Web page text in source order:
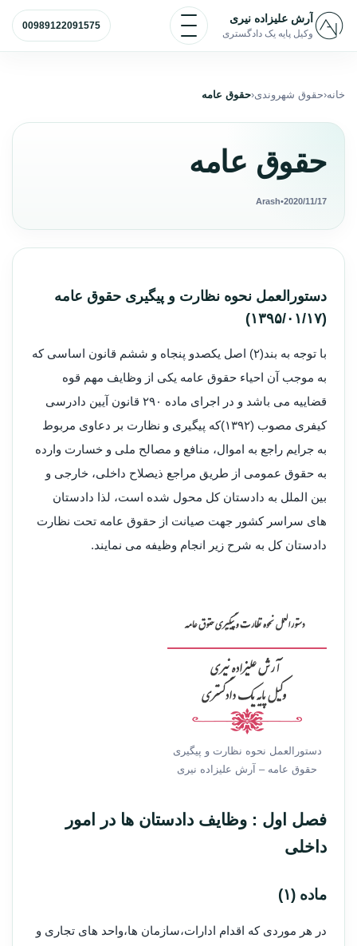
پرش به محتوا
آرش علیزاده نیری
وکیل پایه یک دادگستری
باز و بسته کردن منو
00989122091575
خانه حقوق شهروندی حقوق عامه
حقوق عامه
2020/11/17
•
Arash
دستورالعمل نحوه نظارت و پیگیری حقوق عامه
(۱۳۹۵/۰۱/۱۷)
با توجه به بند(۲) اصل یکصدو پنجاه و ششم قانون اساسی که
به موجب آن احیاء حقوق عامه یکی از وظایف مهم قوه
قضاییه می باشد و در اجرای ماده ۲۹۰ قانون آیین دادرسی
کیفری مصوب (۱۳۹۲)که پیگیری و نظارت بر دعاوی مربوط
به جرایم راجع به اموال، منافع و مصالح ملی و خسارت وارده
به حقوق عمومی از طریق مراجع ذیصلاح داخلی، خارجی و
بین الملل به دادستان کل محول شده است، لذا دادستان
های سراسر کشور جهت صیانت از حقوق عامه تحت نظارت
دادستان کل به شرح زیر انجام وظیفه می نمایند.
دستورالعمل نحوه نظارت و پیگیری
حقوق عامه – آرش علیزاده نیری
فصل اول : وظایف دادستان ها در امور
داخلی
ماده (۱)
در هر موردی که اقدام ادارات،سازمان ها،واحد های تجاری و